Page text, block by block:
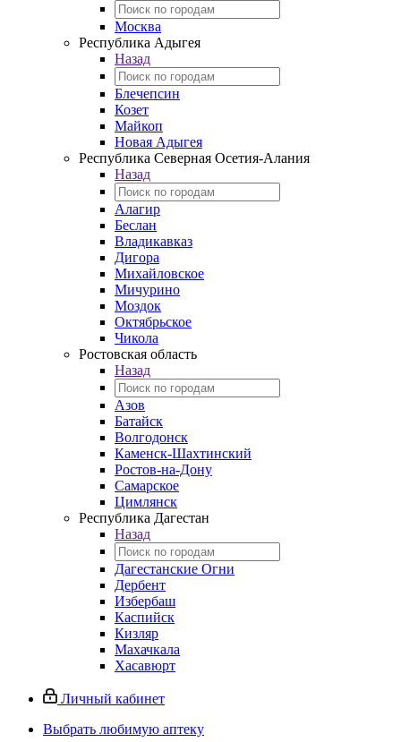
Москва
Республика Адыгея
Назад
Блечепсин
Козет
Майкоп
Новая Адыгея
Республика Северная Осетия-Алания
Назад
Алагир
Беслан
Владикавказ
Дигора
Михайловское
Мичурино
Моздок
Октябрьское
Чикола
Ростовская область
Назад
Азов
Батайск
Волгодонск
Каменск-Шахтинский
Ростов-на-Дону
Самарское
Цимлянск
Республика Дагестан
Назад
Дагестанские Огни
Дербент
Избербаш
Каспийск
Кизляр
Махачкала
Хасавюрт
Личный кабинет
Выбрать любимую аптеку